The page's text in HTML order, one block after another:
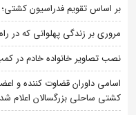
بر اساس تقویم فدراسیون کشتی؛
مروری بر زندگی پهلوانی که در
نصب تصاویر خانواده خادم در
اسامی داوران قضاوت کننده و
کشتی ساحلی بزرگسالان اعلام شد